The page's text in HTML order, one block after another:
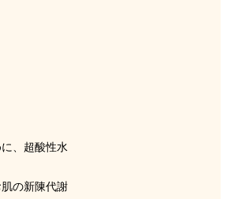
、超酸性水
の新陳代謝